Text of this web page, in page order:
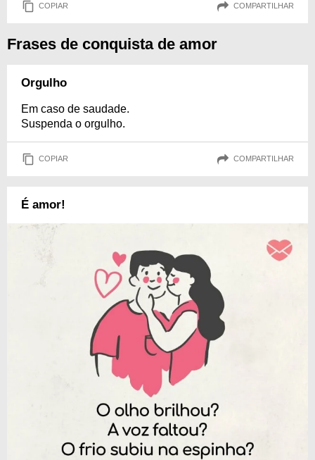
COPIAR COMPARTILHAR
Frases de conquista de amor
Orgulho
Em caso de saudade.
Suspenda o orgulho.
COPIAR COMPARTILHAR
É amor!